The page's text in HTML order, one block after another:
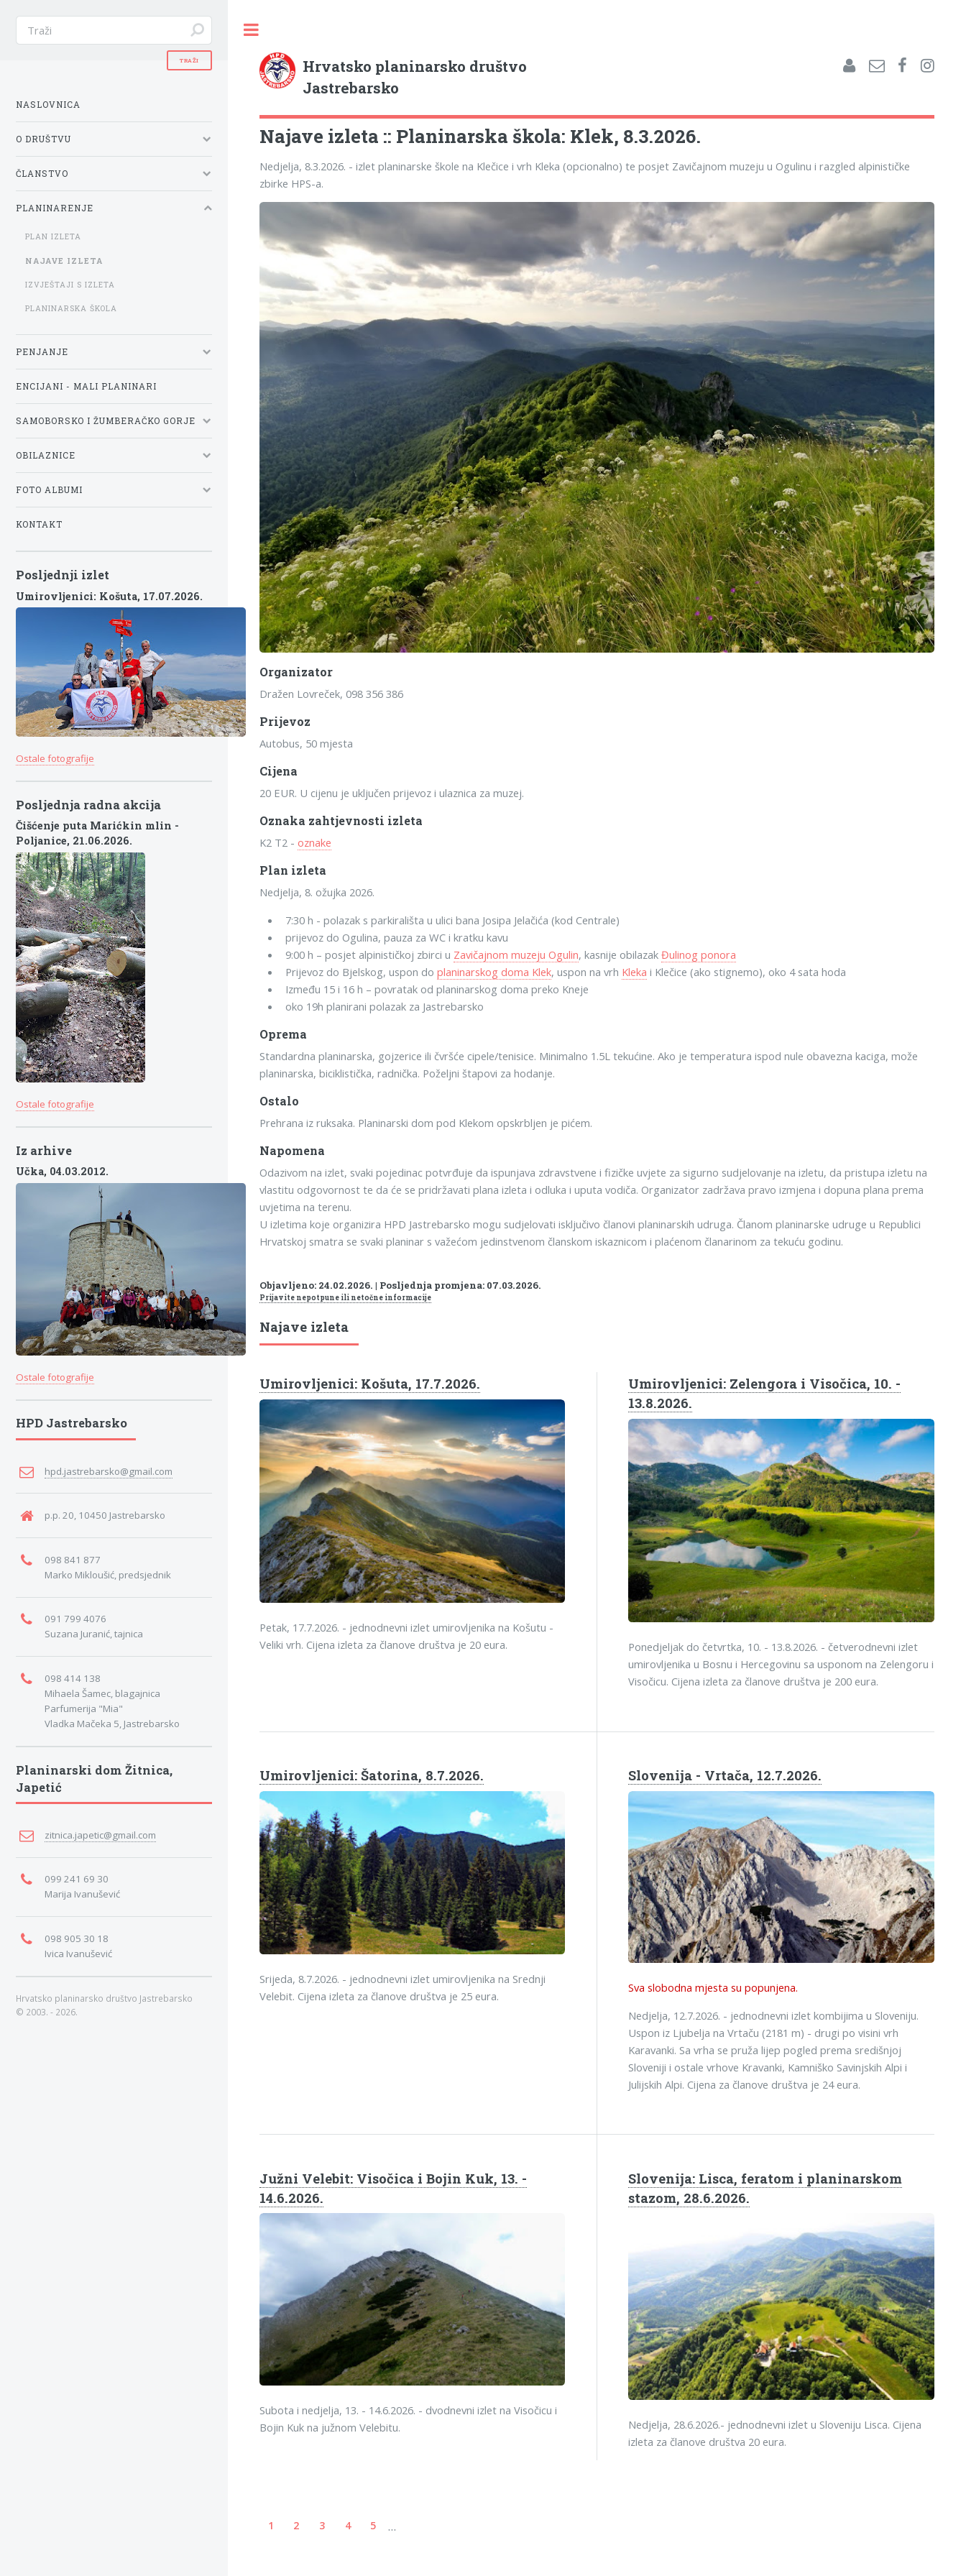
Hrvatsko planinarsko društvo
Jastrebarsko
Najave izleta :: Planinarska škola: Klek, 8.3.2026.
Nedjelja, 8.3.2026. - izlet planinarske škole na Klečice i vrh Kleka (opcionalno) te posjet Zavičajnom muzeju u Ogulinu i razgled alpinističke
zbirke HPS-a.
Organizator
Dražen Lovreček, 098 356 386
Prijevoz
Autobus, 50 mjesta
Cijena
20 EUR. U cijenu je uključen prijevoz i ulaznica za muzej.
Oznaka zahtjevnosti izleta
K2 T2 - oznake
Plan izleta
Nedjelja, 8. ožujka 2026.
7:30 h - polazak s parkirališta u ulici bana Josipa Jelačića (kod Centrale)
prijevoz do Ogulina, pauza za WC i kratku kavu
9:00 h – posjet alpinističkoj zbirci u Zavičajnom muzeju Ogulin, kasnije obilazakĐulinog ponora
Prijevoz do Bjelskog, uspon doplaninarskog doma Klek, uspon na vrh Kleka i Klečice (ako stignemo), oko 4 sata hoda
Između 15 i 16 h – povratak od planinarskog doma preko Kneje
oko 19h planirani polazak za Jastrebarsko
Oprema
Standardna planinarska, gojzerice ili čvršće cipele/tenisice. Minimalno 1.5L tekućine. Ako je temperatura ispod nule obavezna kaciga, može
planinarska, biciklistička, radnička. Poželjni štapovi za hodanje.
Ostalo
Prehrana iz ruksaka. Planinarski dom pod Klekom opskrbljen je pićem.
Napomena
Odazivom na izlet, svaki pojedinac potvrđuje da ispunjava zdravstvene i fizičke uvjete za sigurno sudjelovanje na izletu, da pristupa izletu na
vlastitu odgovornost te da će se pridržavati plana izleta i odluka i uputa vodiča. Organizator zadržava pravo izmjena i dopuna plana prema
uvjetima na terenu.
U izletima koje organizira HPD Jastrebarsko mogu sudjelovati isključivo članovi planinarskih udruga. Članom planinarske udruge u Republici
Hrvatskoj smatra se svaki planinar s važećom jedinstvenom članskom iskaznicom i plaćenom članarinom za tekuću godinu.
Objavljeno: 24.02.2026. | Posljednja promjena: 07.03.2026.
Prijavite nepotpune ili netočne informacije
Najave izleta
Umirovljenici: Košuta, 17.7.2026.
Petak, 17.7.2026. - jednodnevni izlet umirovljenika na Košutu -
Veliki vrh. Cijena izleta za članove društva je 20 eura.
Umirovljenici: Zelengora i Visočica, 10. -
13.8.2026.
Ponedjeljak do četvrtka, 10. - 13.8.2026. - četverodnevni izlet
umirovljenika u Bosnu i Hercegovinu sa usponom na Zelengoru i
Visočicu. Cijena izleta za članove društva je 200 eura.
Umirovljenici: Šatorina, 8.7.2026.
Srijeda, 8.7.2026. - jednodnevni izlet umirovljenika na Srednji
Velebit. Cijena izleta za članove društva je 25 eura.
Slovenija - Vrtača, 12.7.2026.
Sva slobodna mjesta su popunjena.
Nedjelja, 12.7.2026. - jednodnevni izlet kombijima u Sloveniju.
Uspon iz Ljubelja na Vrtaču (2181 m) - drugi po visini vrh
Karavanki. Sa vrha se pruža lijep pogled prema središnjoj
Sloveniji i ostale vrhove Kravanki, Kamniško Savinjskih Alpi i
Julijskih Alpi. Cijena za članove društva je 24 eura.
Južni Velebit: Visočica i Bojin Kuk, 13. -
14.6.2026.
Subota i nedjelja, 13. - 14.6.2026. - dvodnevni izlet na Visočicu i
Bojin Kuk na južnom Velebitu.
Slovenija: Lisca, feratom i planinarskom
stazom, 28.6.2026.
Nedjelja, 28.6.2026.- jednodnevni izlet u Sloveniju Lisca. Cijena
izleta za članove društva 20 eura.
1 2 3 4 5 ...
NASLOVNICA
O DRUŠTVU
ČLANSTVO
PLANINARENJE
PLAN IZLETA
NAJAVE IZLETA
IZVJEŠTAJI S IZLETA
PLANINARSKA ŠKOLA
PENJANJE
ENCIJANI - MALI PLANINARI
SAMOBORSKO I ŽUMBERAČKO GORJE
OBILAZNICE
FOTO ALBUMI
KONTAKT
Posljednji izlet
Umirovljenici: Košuta, 17.07.2026.
Ostale fotografije
Posljednja radna akcija
Čišćenje puta Marićkin mlin -
Poljanice, 21.06.2026.
Ostale fotografije
Iz arhive
Učka, 04.03.2012.
Ostale fotografije
HPD Jastrebarsko
hpd.jastrebarsko@gmail.com
p.p. 20, 10450 Jastrebarsko
098 841 877
Marko Mikloušić, predsjednik
091 799 4076
Suzana Juranić, tajnica
098 414 138
Mihaela Šamec, blagajnica
Parfumerija "Mia"
Vladka Mačeka 5, Jastrebarsko
Planinarski dom Žitnica,
Japetić
zitnica.japetic@gmail.com
099 241 69 30
Marija Ivanušević
098 905 30 18
Ivica Ivanušević
Hrvatsko planinarsko društvo Jastrebarsko
© 2003. - 2026.